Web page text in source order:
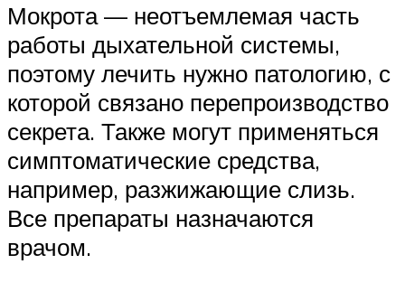
Мокрота — неотъемлемая часть
работы дыхательной системы,
поэтому лечить нужно патологию, с
которой связано перепроизводство
секрета. Также могут применяться
симптоматические средства,
например, разжижающие слизь.
Все препараты назначаются
врачом.